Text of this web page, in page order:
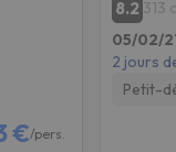
€/pers.
8.2 313
05/02/
2 jours
Petit-